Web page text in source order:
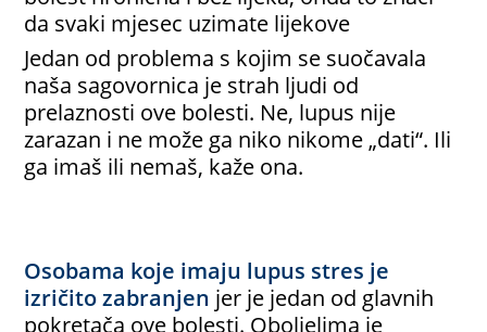
da svaki mjesec uzimate lijekove
Jedan od problema s kojim se suočavala
naša sagovornica je strah ljudi od
prelaznosti ove bolesti. Ne, lupus nije
zarazan i ne može ga niko nikome „dati“. Ili
ga imaš ili nemaš, kaže ona.
Osobama koje imaju lupus stres je
izričito zabranjen jer je jedan od glavnih
pokretača ove bolesti. Oboljelima je